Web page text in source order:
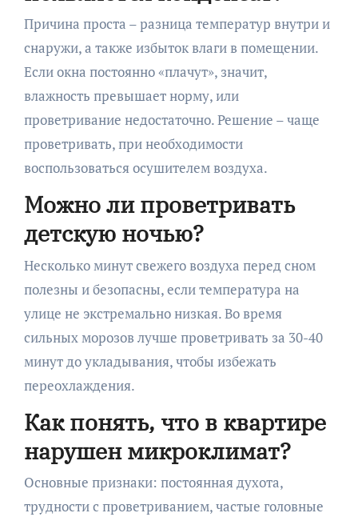
Причина проста – разница температур внутри и
снаружи, а также избыток влаги в помещении.
Если окна постоянно «плачут», значит,
влажность превышает норму, или
проветривание недостаточно. Решение – чаще
проветривать, при необходимости
воспользоваться осушителем воздуха.
Можно ли проветривать
детскую ночью?
Несколько минут свежего воздуха перед сном
полезны и безопасны, если температура на
улице не экстремально низкая. Во время
сильных морозов лучше проветривать за 30-40
минут до укладывания, чтобы избежать
переохлаждения.
Как понять, что в квартире
нарушен микроклимат?
Основные признаки: постоянная духота,
трудности с проветриванием, частые головные